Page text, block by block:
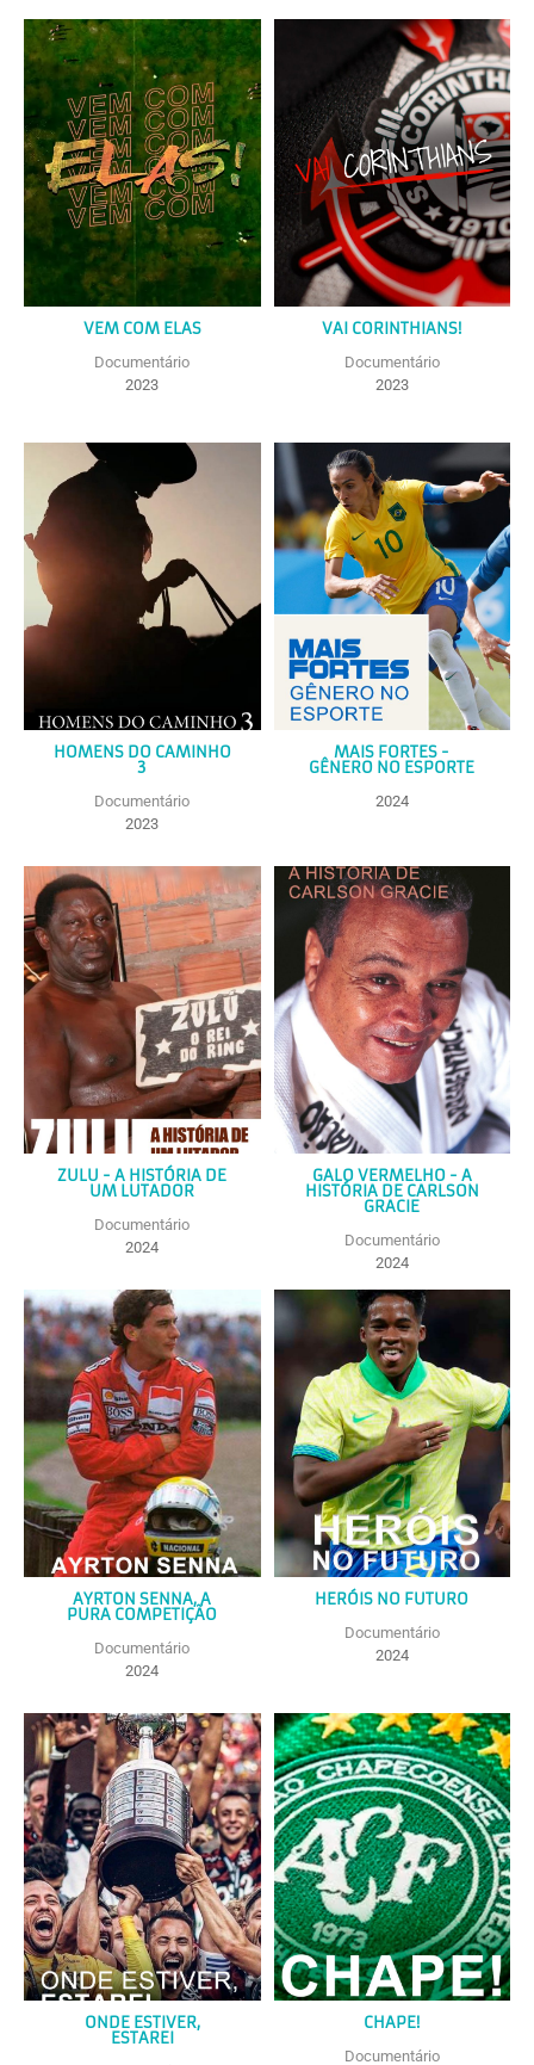
VEM COM ELAS
Documentário
2023
VAI CORINTHIANS!
Documentário
2023
HOMENS DO CAMINHO
3
Documentário
2023
MAIS FORTES -
GÊNERO NO ESPORTE
2024
ZULU - A HISTÓRIA DE
UM LUTADOR
Documentário
2024
GALO VERMELHO - A
HISTÓRIA DE CARLSON
GRACIE
Documentário
2024
AYRTON SENNA, A
PURA COMPETIÇÃO
Documentário
2024
HERÓIS NO FUTURO
Documentário
2024
ONDE ESTIVER,
ESTAREI
CHAPE!
Documentário